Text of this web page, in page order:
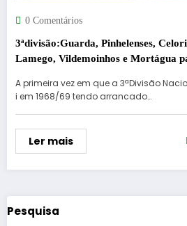
0 Comentários
3ªdivisão:Guarda, Pinhelenses,
Lamego, Vildemoinhos e Mortágua
A primeira vez em que a 3ªDivisão
i em 1968/69 tendo arrancado…
Ler mais
Pesquisa